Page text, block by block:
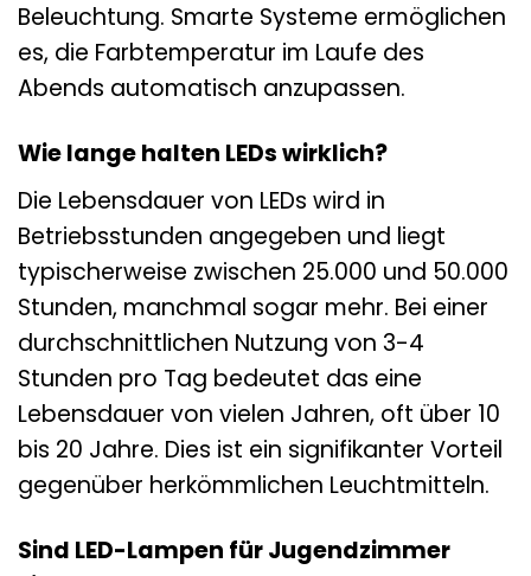
Beleuchtung. Smarte Systeme ermöglichen
es, die Farbtemperatur im Laufe des
Abends automatisch anzupassen.
Wie lange halten LEDs wirklich?
Die Lebensdauer von LEDs wird in
Betriebsstunden angegeben und liegt
typischerweise zwischen 25.000 und 50.000
Stunden, manchmal sogar mehr. Bei einer
durchschnittlichen Nutzung von 3-4
Stunden pro Tag bedeutet das eine
Lebensdauer von vielen Jahren, oft über 10
bis 20 Jahre. Dies ist ein signifikanter Vorteil
gegenüber herkömmlichen Leuchtmitteln.
Sind LED-Lampen für Jugendzimmer